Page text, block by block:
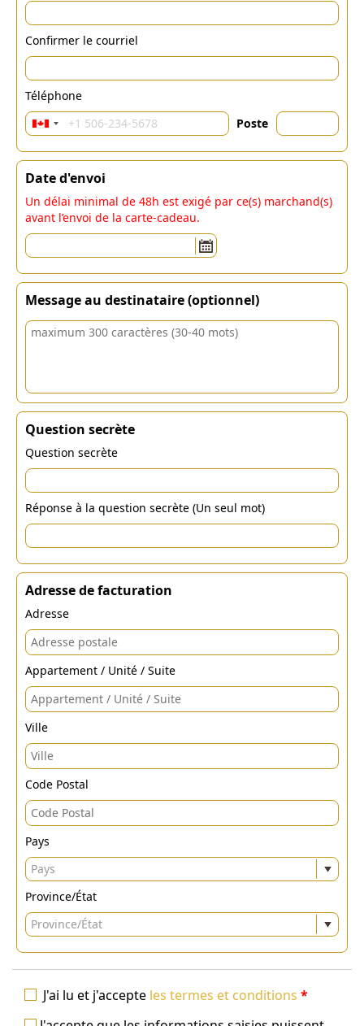
Confirmer le courriel
Téléphone
Poste
Date d'envoi
Un délai minimal de 48h est exigé par ce(s) marchand(s)
avant l’envoi de la carte-cadeau.
Message au destinataire (optionnel)
Question secrète
Question secrète
Réponse à la question secrète (Un seul mot)
Adresse de facturation
Adresse
Appartement / Unité / Suite
Ville
Code Postal
Pays
Pays
Province/État
Province/État
J'ai lu et j'accepte les termes et conditions *